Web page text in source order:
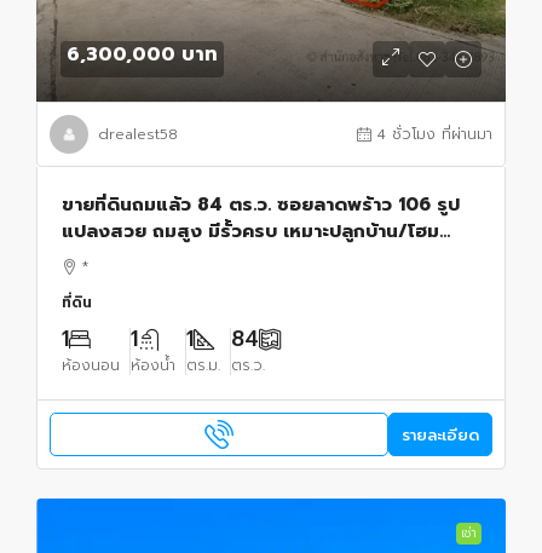
6,300,000 บาท
drealest58 4 ชั่วโมง ที่ผ่านมา
ขายที่ดินถมแล้ว 84 ตร.ว. ซอยลาดพร้าว 106 รูป
แปลงสวย ถมสูง มีรั้วครบ เหมาะปลูกบ้าน/โฮม
ออฟฟิศ ใกล้รถไฟฟ้า MRT ลาดพร้าว 71
*
ที่ดิน
1
ห้องนอน
1
ห้องน้ำ
1
ตร.ม.
84
ตร.ว.
รายละเอียด
เช่า